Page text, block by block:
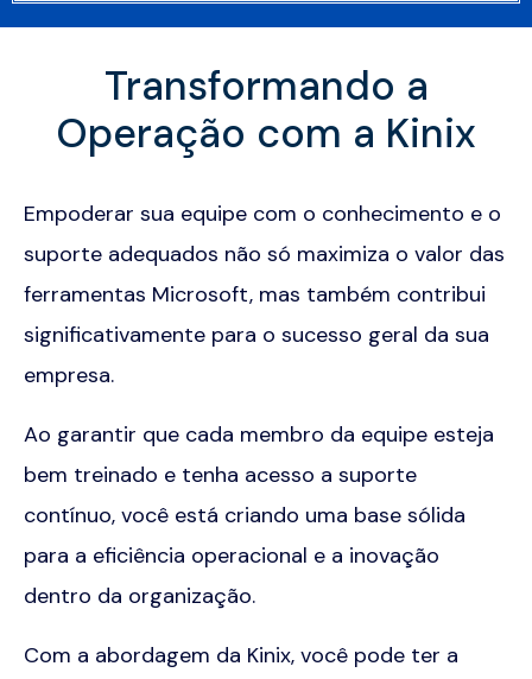
Transformando a
Operação com a Kinix
Empoderar sua equipe com o conhecimento e o
suporte adequados não só maximiza o valor das
ferramentas Microsoft, mas também contribui
significativamente para o sucesso geral da sua
empresa.
Ao garantir que cada membro da equipe esteja
bem treinado e tenha acesso a suporte
contínuo, você está criando uma base sólida
para a eficiência operacional e a inovação
dentro da organização.
Com a abordagem da Kinix, você pode ter a